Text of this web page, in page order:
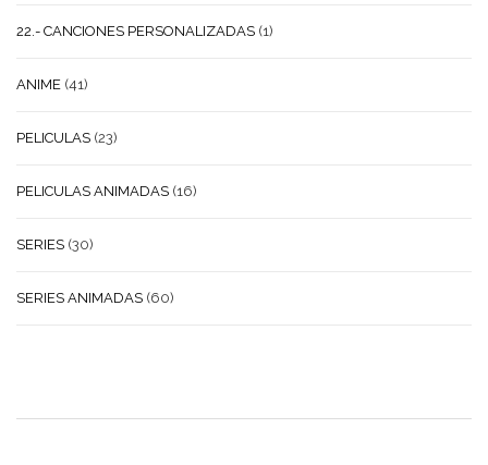
22.- CANCIONES PERSONALIZADAS (1)
ANIME (41)
PELICULAS (23)
PELICULAS ANIMADAS (16)
SERIES (30)
SERIES ANIMADAS (60)